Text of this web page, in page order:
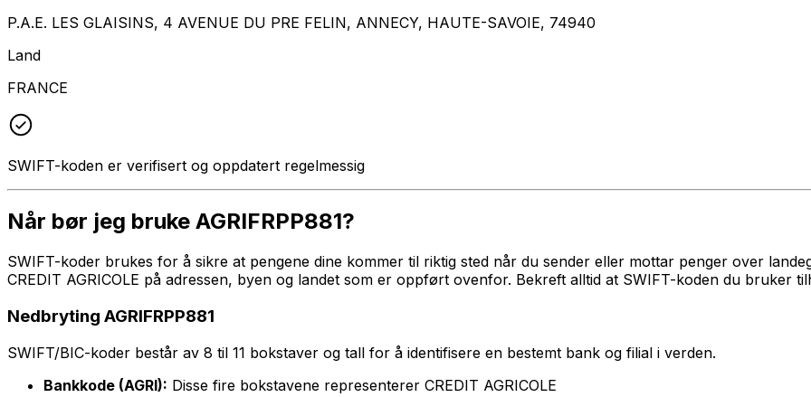
P.A.E. LES GLAISINS, 4 AVENUE DU PRE FELIN, ANNECY, HAUTE-SAVOIE, 74940
Land
FRANCE
SWIFT-koden er verifisert og oppdatert regelmessig
Når bør jeg bruke AGRIFRPP881?
SWIFT-koder brukes for å sikre at pengene dine kommer til riktig sted når du sender eller mottar penger over
CREDIT AGRICOLE på adressen, byen og landet som er oppført ovenfor. Bekreft alltid at SWIFT-koden du bruker
Nedbryting AGRIFRPP881
SWIFT/BIC-koder består av 8 til 11 bokstaver og tall for å identifisere en bestemt bank og filial i verden.
Bankkode (AGRI): Disse fire bokstavene representerer CREDIT AGRICOLE